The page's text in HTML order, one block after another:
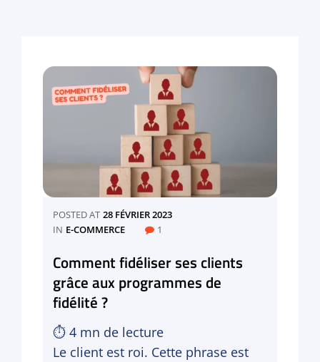
POSTED AT 28 FÉVRIER 2023
IN CATEGORIES
E-COMMERCE 1
Comment fidéliser ses clients
grâce aux programmes de
fidélité ?
⏱ 4 mn de lecture
Le client est roi. Cette phrase est